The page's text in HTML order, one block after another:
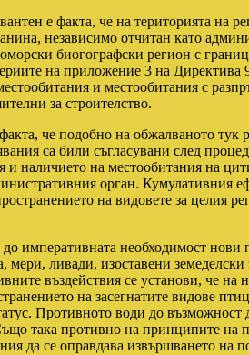
е факта, че на територията на
независимо отчитан като
биогографски регион с
на приложение 3 на
и местообитания с
за строителство.
че подобно на обжалваното тук
са били съгласувани след
и наличието на местообитания на
орган. Кумулативния
на видовете за целия
императивната необходимост нови
мери, ливади, изоставени земеделски
въздействия се установи, че на
на засегнатите видове
Противното води до възможност
така противно на принципите на
да се оправдава извършването на